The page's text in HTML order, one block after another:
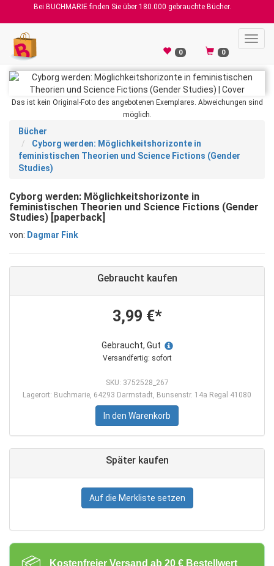
Bei BUCHMARIE finden Sie über 180.000 gebrauchte Bücher.
0 0
Das ist kein Original-Foto des angebotenen Exemplares. Abweichungen sind
möglich.
Bücher
Cyborg werden: Möglichkeitshorizonte in
feministischen Theorien und Science Fictions (Gender
Studies)
Cyborg werden: Möglichkeitshorizonte in
feministischen Theorien und Science Fictions (Gender
Studies) [paperback]
von: Dagmar Fink
Gebraucht kaufen
3,99 €*
Gebraucht, Gut
Versandfertig: sofort
SKU: 3752528_267
Lagerort: Buchmarie, 64293 Darmstadt, Bunsenstr. 14a Regal 41080
In den Warenkorb
Später kaufen
Auf die Merkliste setzen
Kostenfreier Versand ab 20 € Bestellwert